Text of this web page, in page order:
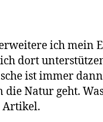
ich mein
dort
ist immer
Natur geht.
Artikel.